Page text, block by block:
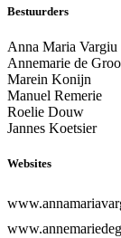
Bestuurders
Anna Maria Vargiu
Annemarie de
Marein Konijn
Manuel Remerie
Roelie Douw
Jannes Koetsier
Websites